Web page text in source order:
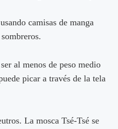
camisas de manga
al menos de peso medio
picar a través de la tela
La mosca Tsé-Tsé se